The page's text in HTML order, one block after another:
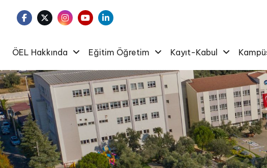
ÖEL Hakkında Eğitim Öğretim Kayıt-Kabul